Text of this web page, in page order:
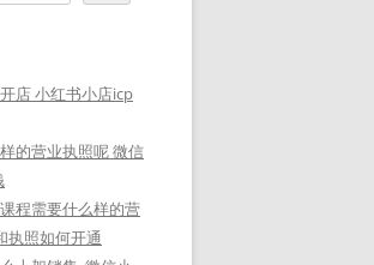
店 小红书小店icp
的营业执照呢 微信
程需要什么样的营
执照如何开通